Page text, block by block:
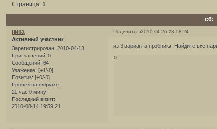
с6:
Страница: 1
Поделиться2010-04-26 23:58:24
ника
Активный участник
Зарегистрирован: 2010-04-13
Приглашений: 0
Сообщений: 64
Уважение: [+1/-0]
Позитив: [+0/-0]
Провел на форуме:
21 час 0 минут
Последний визит:
2010-08-14 19:59:21
из 3 варианта пробника: Найдите все
0